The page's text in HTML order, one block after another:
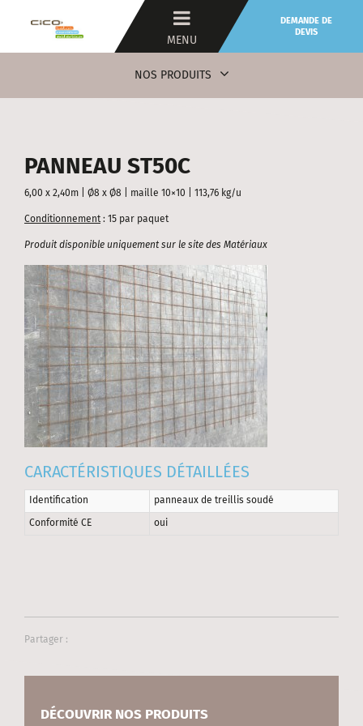
MENU
DEMANDE DE
DEVIS
NOS PRODUITS
PANNEAU ST50C
6,00 x 2,40m | Ø8 x Ø8 | maille 10×10 | 113,76 kg/u
Conditionnement: 15 par paquet
Produit disponible uniquement sur le site des Matériaux
CARACTÉRISTIQUES DÉTAILLÉES
Identification panneaux de treillis soudé
Conformité CE oui
Partager :
DÉCOUVRIR NOS PRODUITS